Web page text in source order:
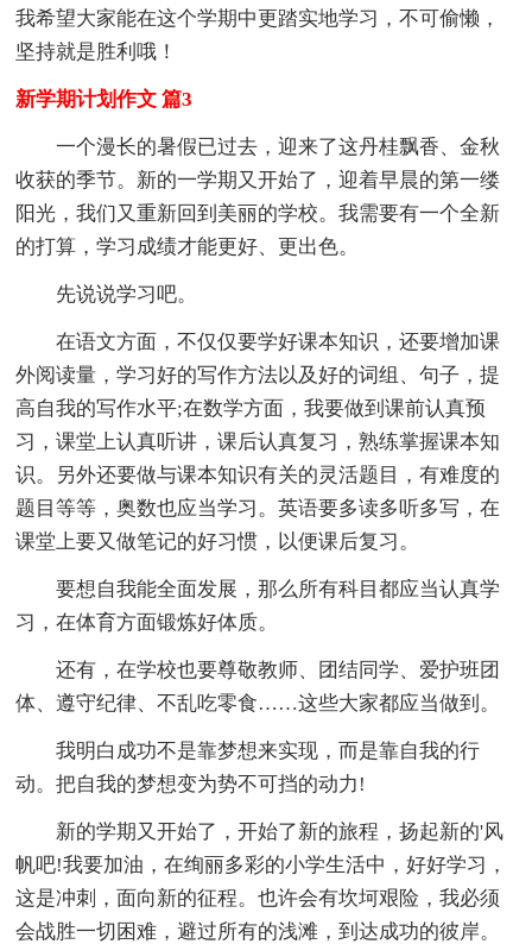
我希望大家能在这个学期中更踏实地学习，不可偷懒，
坚持就是胜利哦！
新学期计划作文 篇3
一个漫长的暑假已过去，迎来了这丹桂飘香、金秋
收获的季节。新的一学期又开始了，迎着早晨的第一缕
阳光，我们又重新回到美丽的学校。我需要有一个全新
的打算，学习成绩才能更好、更出色。
先说说学习吧。
在语文方面，不仅仅要学好课本知识，还要增加课
外阅读量，学习好的写作方法以及好的词组、句子，提
高自我的写作水平;在数学方面，我要做到课前认真预
习，课堂上认真听讲，课后认真复习，熟练掌握课本知
识。另外还要做与课本知识有关的灵活题目，有难度的
题目等等，奥数也应当学习。英语要多读多听多写，在
课堂上要又做笔记的好习惯，以便课后复习。
要想自我能全面发展，那么所有科目都应当认真学
习，在体育方面锻炼好体质。
还有，在学校也要尊敬教师、团结同学、爱护班团
体、遵守纪律、不乱吃零食……这些大家都应当做到。
我明白成功不是靠梦想来实现，而是靠自我的行
动。把自我的梦想变为势不可挡的动力!
新的学期又开始了，开始了新的旅程，扬起新的'风
帆吧!我要加油，在绚丽多彩的小学生活中，好好学习，
这是冲刺，面向新的征程。也许会有坎坷艰险，我必须
会战胜一切困难，避过所有的浅滩，到达成功的彼岸。